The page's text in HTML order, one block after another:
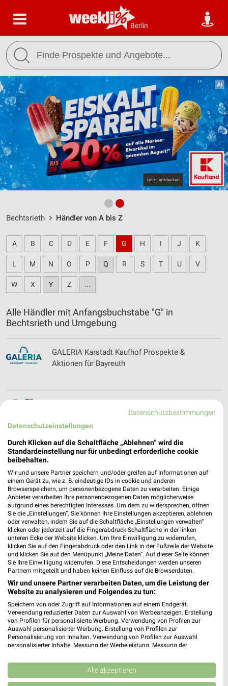
Berlin
Bechtsrieth Händler von A bis Z
A B C D E F G H I J K
L M N O P Q R S T U V
W X Y Z ...
Alle Händler mit Anfangsbuchstabe "G" in
Bechtsrieth und Umgebung
GALERIA Karstadt Kaufhof Prospekte &
Aktionen für Bayreuth
Globus Prospekt der Woche für Schwandorf
Noch mehr Angebote in
der weekli App!
Jetzt kostenlos laden
Datenschutzbestimmungen
Datenschutzeinstellungen
Durch Klicken auf die Schaltfläche „Ablehnen“ wird die
Standardeinstellung nur für unbedingt erforderliche cookie
beibehalten.
Wir und unsere Partner speichern und/oder greifen auf Informationen auf
einem Gerät zu, wie z. B. eindeutige IDs in cookie und anderen
Browserspeichern, um personenbezogene Daten zu verarbeiten. Einige
Anbieter verarbeiten Ihre personenbezogenen Daten möglicherweise
aufgrund eines berechtigten Interesses. Um dem zu widersprechen, öffnen
Sie die „Einstellungen“. Sie können Ihre Einstellungen akzeptieren, ablehnen
oder verwalten, indem Sie auf die Schaltfläche „Einstellungen verwalten“
klicken oder jederzeit auf die Fingerabdruck-Schaltfläche in der linken
unteren Ecke der Website klicken. Um Ihre Einwilligung zu widerrufen,
klicken Sie auf den Fingerabdruck oder den Link in der Fußzeile der Website
und klicken Sie auf den Menüpunkt „Meine Daten“. Auf dieser Seite können
Sie Ihre Einwilligung widerrufen. Diese Entscheidungen werden unseren
Partnern mitgeteilt und haben keinen Einfluss auf die Browserdaten.
Wir und unsere Partner verarbeiten Daten, um die Leistung der
Website zu analysieren und Folgendes zu tun:
Speichern von oder Zugriff auf Informationen auf einem Endgerät.
Verwendung reduzierter Daten zur Auswahl von Werbeanzeigen. Erstellung
von Profilen für personalisierte Werbung. Verwendung von Profilen zur
Auswahl personalisierter Werbung. Erstellung von Profilen zur
Personalisierung von Inhalten. Verwendung von Profilen zur Auswahl
personalisierter Inhalte. Messung der Werbeleistung. Messung der
Kombinationen von Daten aus verschiedenen Quellen. Entwicklung und
Verbesserung der Angebote. Verwendung reduzierter Daten zur Auswahl
von Inhalten.
Alle akzeptieren